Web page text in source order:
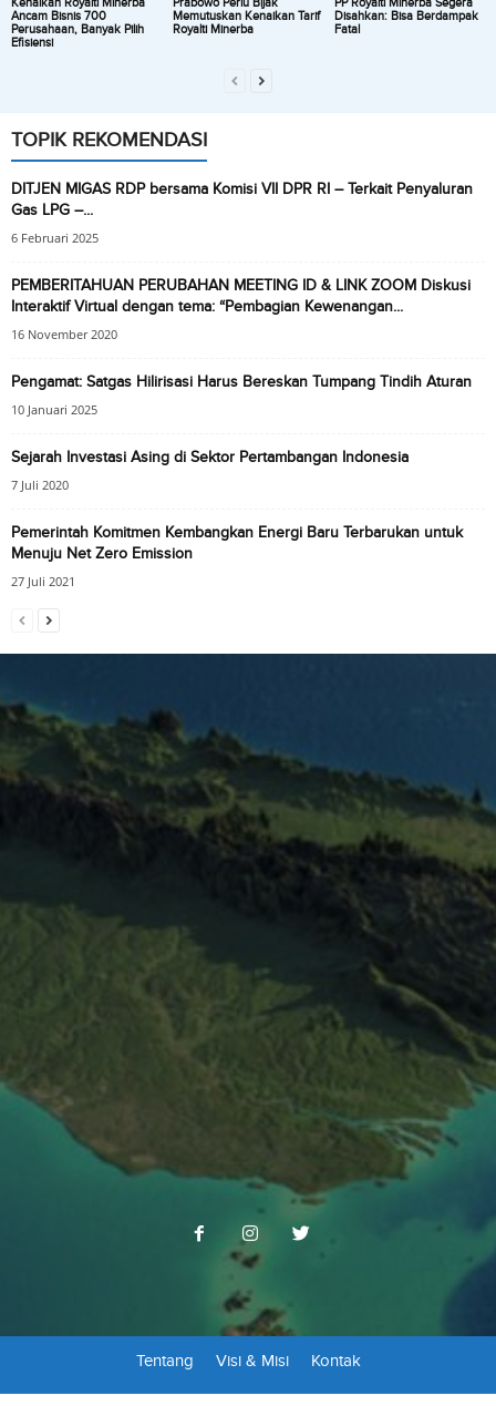
Ancam Bisnis 700
Perusahaan, Banyak Pilih
Efisiensi
Memutuskan Kenaikan Tarif
Royalti Minerba
Disahkan: Bisa Berdampak
Fatal
TOPIK REKOMENDASI
DITJEN MIGAS RDP bersama Komisi VII DPR RI – Terkait Penyaluran
Gas LPG –...
6 Februari 2025
PEMBERITAHUAN PERUBAHAN MEETING ID & LINK ZOOM Diskusi
Interaktif Virtual dengan tema: “Pembagian Kewenangan...
16 November 2020
Pengamat: Satgas Hilirisasi Harus Bereskan Tumpang Tindih Aturan
10 Januari 2025
Sejarah Investasi Asing di Sektor Pertambangan Indonesia
7 Juli 2020
Pemerintah Komitmen Kembangkan Energi Baru Terbarukan untuk
Menuju Net Zero Emission
27 Juli 2021
Tentang Visi & Misi Kontak